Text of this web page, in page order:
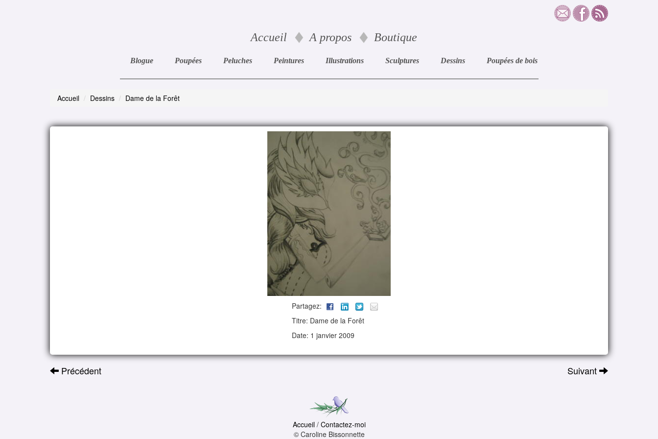
Accueil A propos Boutique
Blogue Poupées Peluches Peintures Illustrations Sculptures Dessins Poupées de bois
Accueil Dessins Dame de la Forêt
Partagez:
Titre: Dame de la Forêt
Date: 1 janvier 2009
Suivant
Précédent
Accueil/ Contactez-moi
© Caroline Bissonnette